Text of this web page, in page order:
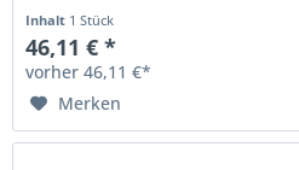
Inhalt 1 Stück
46,11 € *
vorher 46,11 €*
Merken